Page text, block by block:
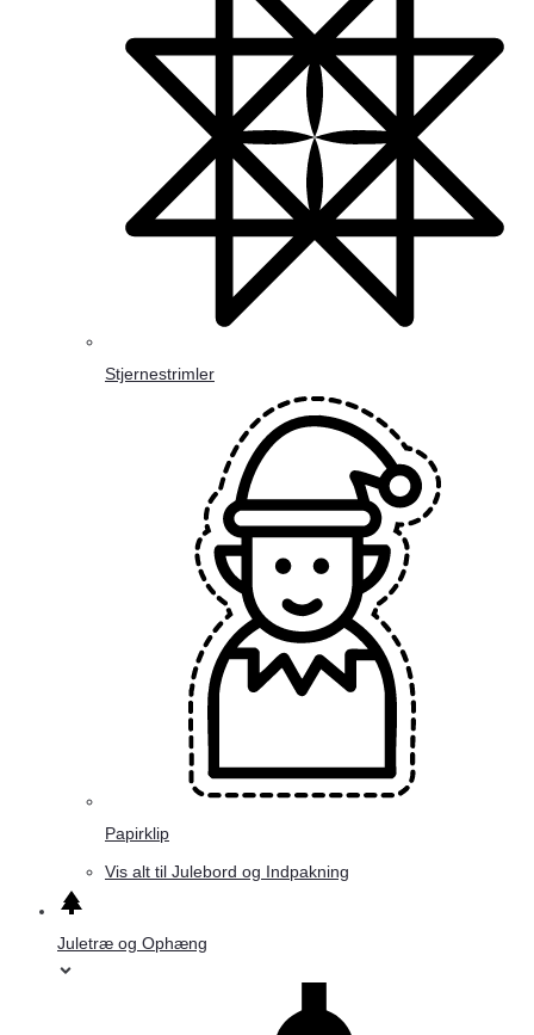
Stjernestrimler
Papirklip
Vis alt til Julebord og Indpakning
Juletræ og Ophæng